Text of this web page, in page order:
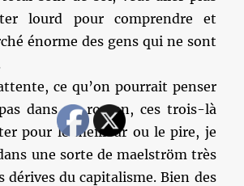
lourd pour comprendre et
énorme des gens qui ne sont
ce qu’on pourrait penser
dans un roman, ces trois-là
pour le meilleur ou le pire, je
une sorte de maelström très
dérives du capitalisme. Bien des